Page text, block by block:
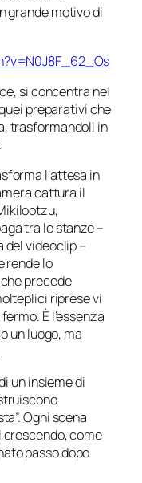
grande motivo di
v=N0J8F_62_Os
si concentra nel
preparativi che
trasformandoli in
l’attesa in
cattura il
tra le stanze –
del videoclip –
rende lo
precede
riprese vi
È l’essenza
un luogo, ma
un insieme di
Ogni scena
crescendo, come
passo dopo